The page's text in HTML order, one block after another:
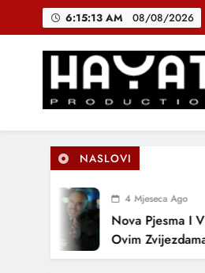
6:15:14 AM 08/08/2026
Hayat
Promocija domaće muzike
NASLOVI
4 Mjeseca Ago
Nova Pjesma I
Ovim Zvijezdama”